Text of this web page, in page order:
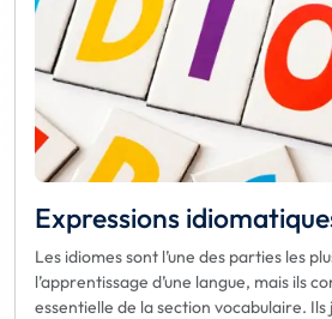
Expressions
Les idiomes sont l’une des parties les
l’apprentissage d’une langue, mais ils
essentielle de la section vocabulaire. Ils